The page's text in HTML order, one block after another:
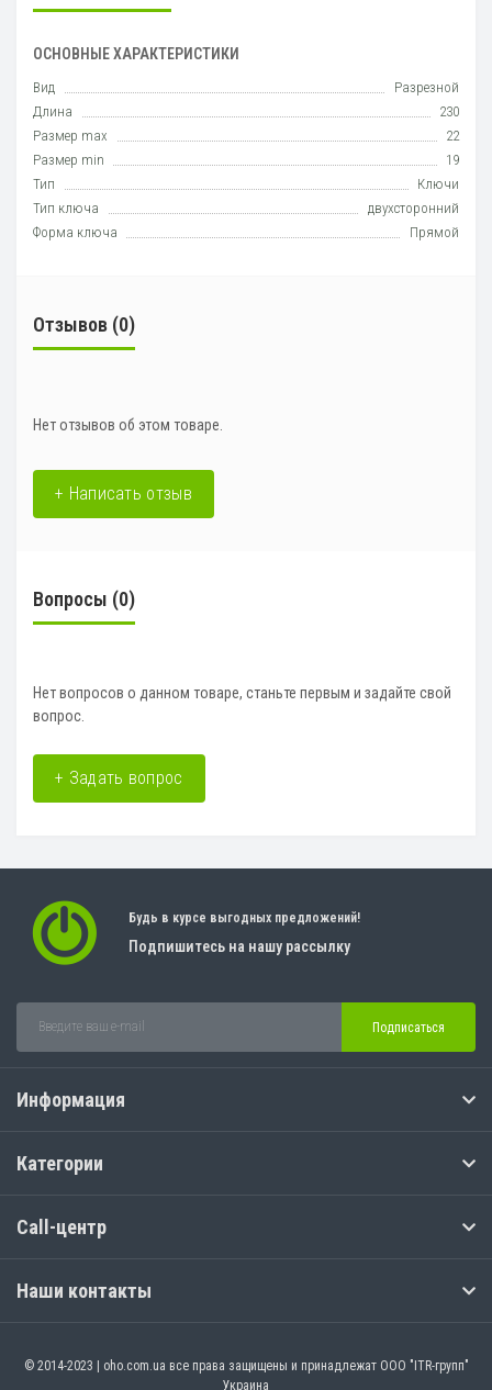
ОСНОВНЫЕ ХАРАКТЕРИСТИКИ
Вид
Разрезной
Длина
230
Размер max
22
Размер min
19
Тип
Ключи
Тип ключа
двухсторонний
Форма ключа
Прямой
Отзывов (0)
Нет отзывов об этом товаре.
+ Написать отзыв
Вопросы (0)
Нет вопросов о данном товаре, станьте первым и задайте свой
вопрос.
+ Задать вопрос
Будь в курсе выгодных предложений!
Подпишитесь на нашу рассылку
Подписаться
Информация
Категории
Call-центр
Наши контакты
© 2014-2023 | oho.com.ua все права защищены и принадлежат ООО "ITR-групп"
Украина